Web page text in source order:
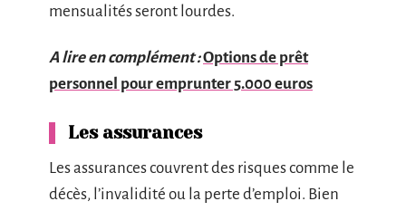
mensualités seront lourdes.
A lire en complément :Options de prêt
personnel pour emprunter 5.000 euros
Les assurances
Les assurances couvrent des risques comme le
décès, l’invalidité ou la perte d’emploi. Bien